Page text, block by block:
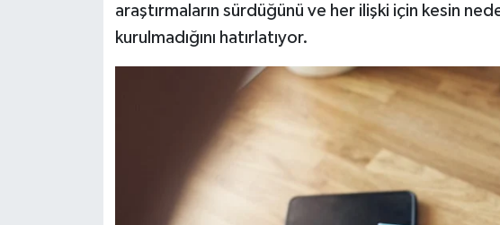
araştırmaların sürdüğünü ve her ilişki için kesin
kurulmadığını hatırlatıyor.